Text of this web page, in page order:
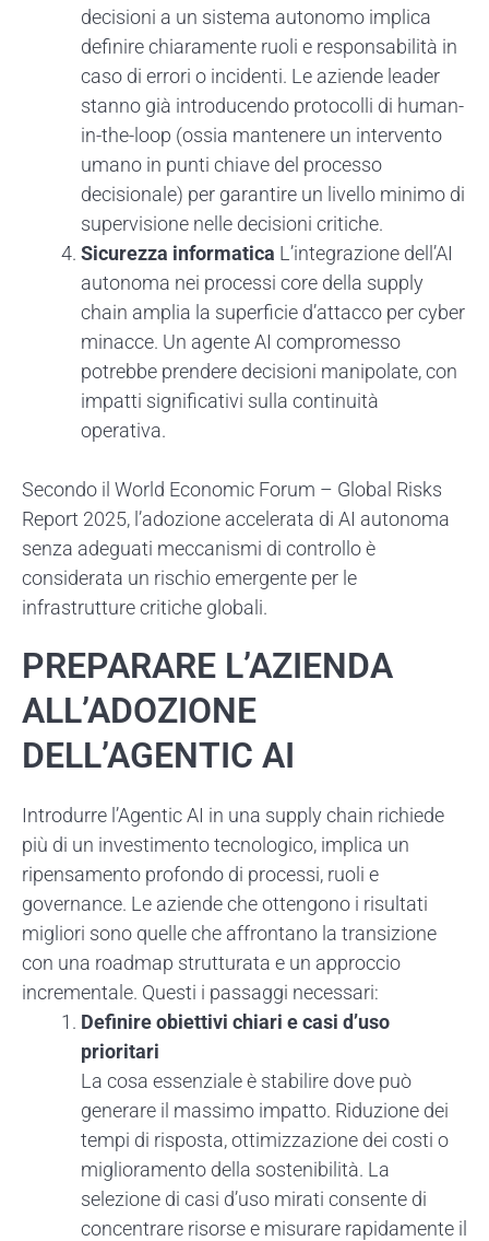
decisioni a un sistema autonomo implica
definire chiaramente ruoli e responsabilità in
caso di errori o incidenti. Le aziende leader
stanno già introducendo protocolli di human-
in-the-loop (ossia mantenere un intervento
umano in punti chiave del processo
decisionale) per garantire un livello minimo di
supervisione nelle decisioni critiche.
Sicurezza informatica L’integrazione dell’AI
autonoma nei processi core della supply
chain amplia la superficie d’attacco per cyber
minacce. Un agente AI compromesso
potrebbe prendere decisioni manipolate, con
impatti significativi sulla continuità
operativa.
Secondo il World Economic Forum – Global Risks
Report 2025, l’adozione accelerata di AI autonoma
senza adeguati meccanismi di controllo è
considerata un rischio emergente per le
infrastrutture critiche globali.
PREPARARE L’AZIENDA
ALL’ADOZIONE
DELL’AGENTIC AI
Introdurre l’Agentic AI in una supply chain richiede
più di un investimento tecnologico, implica un
ripensamento profondo di processi, ruoli e
governance. Le aziende che ottengono i risultati
migliori sono quelle che affrontano la transizione
con una roadmap strutturata e un approccio
incrementale. Questi i passaggi necessari:
Definire obiettivi chiari e casi d’uso
prioritari
La cosa essenziale è stabilire dove può
generare il massimo impatto. Riduzione dei
tempi di risposta, ottimizzazione dei costi o
miglioramento della sostenibilità. La
selezione di casi d’uso mirati consente di
concentrare risorse e misurare rapidamente il